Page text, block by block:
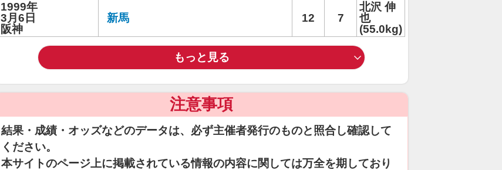
1999年
3月6日
阪神
新馬 12 7
北沢 伸
也
(55.0kg)
もっと見る
注意事項
結果・成績・オッズなどのデータは、必ず主催者発行のものと照合し確認して
ください。
本サイトのページ上に掲載されている情報の内容に関しては万全を期しており